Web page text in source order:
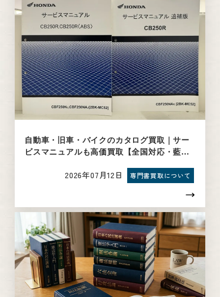
自動車・旧車・バイクのカタログ買取｜サー
ビスマニュアルも高価買取【全国対応・藍青
2026年07月12日 専門書買取について